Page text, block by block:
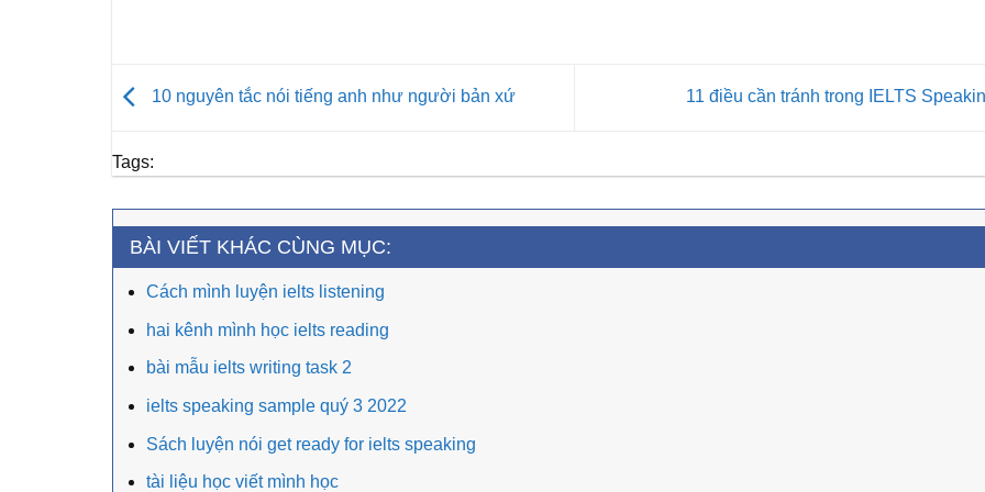
10 nguyên tắc nói tiếng anh như người bản xứ 11 điều cần tránh trong IELTS
Tags:
BÀI VIẾT KHÁC CÙNG MỤC:
Cách mình luyện ielts listening
hai kênh mình học ielts reading
bài mẫu ielts writing task 2
ielts speaking sample quý 3 2022
Sách luyện nói get ready for ielts speaking
tài liệu học viết mình học